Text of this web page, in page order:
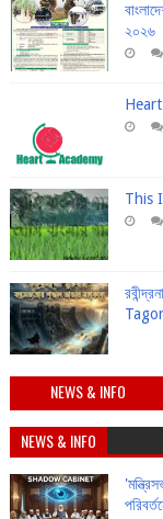
২০২৬
This
NEWS & INFO
NEWS & INFO